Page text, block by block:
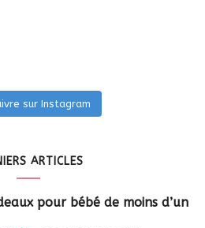
sur Instagram
ARTICLES
pour bébé de moins d’un